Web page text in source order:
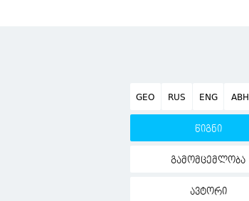
GEO RUS ENG ABH
წიგნი
გამომცემლობა
ავტორი